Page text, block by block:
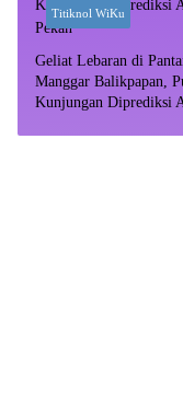
Titiknol WiKu
Geliat Lebaran di
Manggar Balikpapan,
Kunjungan Diprediksi